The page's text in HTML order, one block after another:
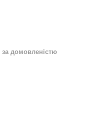
за домовленістю